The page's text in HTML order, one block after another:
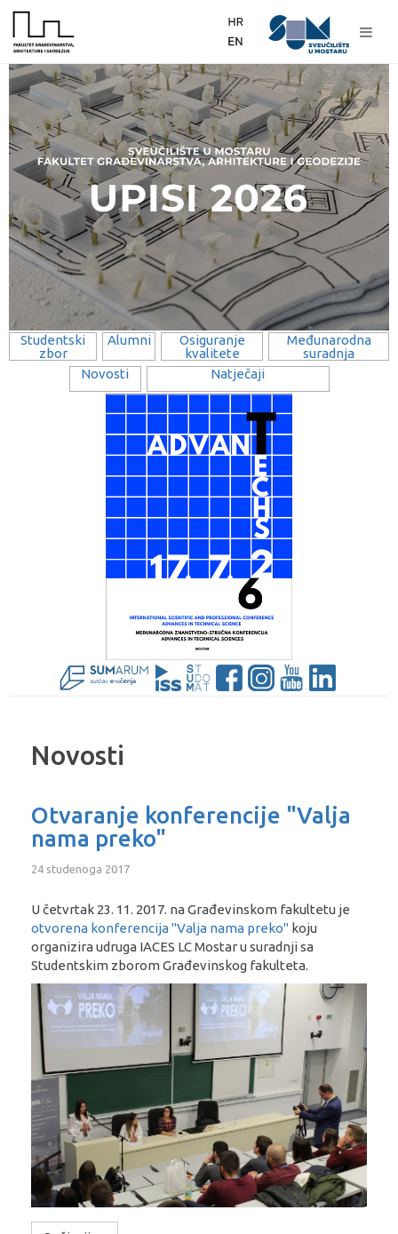
Studentski
zbor
Alumni
Osiguranje
kvalitete
Međunarodna
suradnja
Novosti
Natječaji
Novosti
Otvaranje konferencije "Valja
nama preko"
24 studenoga 2017
U četvrtak 23. 11. 2017. na Građevinskom fakultetu je
otvorena konferencija "Valja nama preko" koju
organizira udruga IACES LC Mostar u suradnji sa
Studentskim zborom Građevinskog fakulteta.